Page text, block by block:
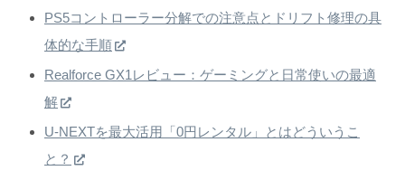
PS5コントローラー分解での注意点とドリフト修理の具
体的な手順
Realforce GX1レビュー：ゲーミングと日常使いの最適
解
U-NEXTを最大活用「0円レンタル」とはどういうこ
と？